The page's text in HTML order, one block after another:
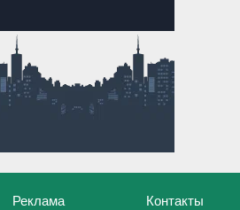
Реклама Контакты